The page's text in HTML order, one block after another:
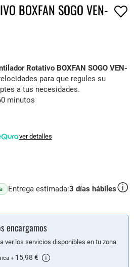
BOXFAN SOGO VEN-
Rotativo BOXFAN SOGO VEN-
para que regules su
a tus necesidades.
minutos
ver detalles
Entrega estimada:3 días hábiles
encargamos
ver los servicios disponibles en tu zona
+ 15,98 €